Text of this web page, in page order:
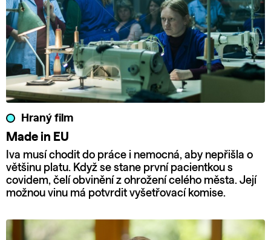
Hraný film
Made in EU
Iva musí chodit do práce i nemocná, aby nepřišla o
většinu platu. Když se stane první pacientkou s
covidem, čelí obvinění z ohrožení celého města. Její
možnou vinu má potvrdit vyšetřovací komise.